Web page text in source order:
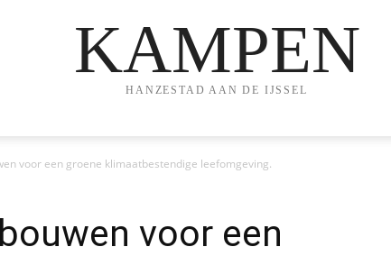
KAMPEN
HANZESTAD AAN DE IJSSEL
voor een groene klimaatbestendige leefomgeving.
voor een